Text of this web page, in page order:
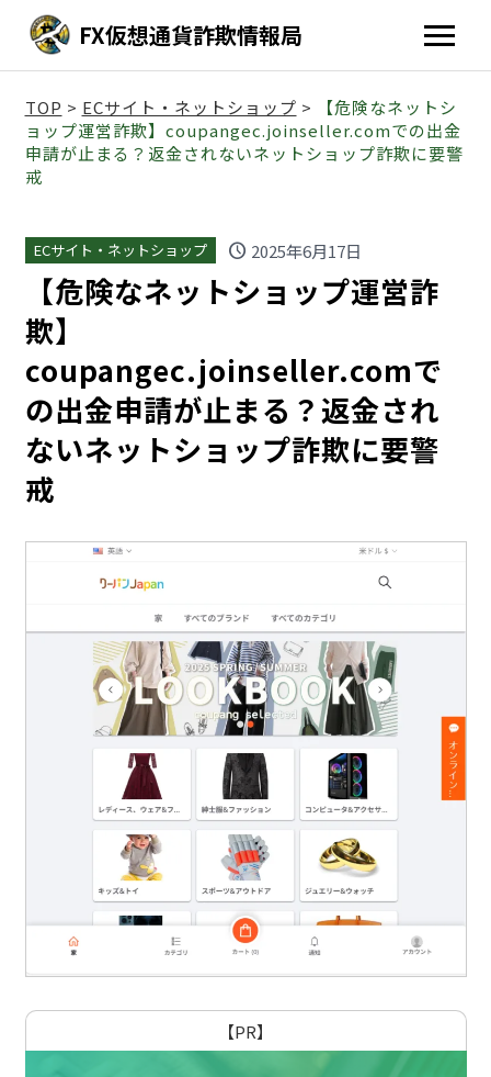
FX仮想通貨詐欺情報局
TOP > ECサイト・ネットショップ >
【危険なネットシ
ョップ運営詐欺】coupangec.joinseller.comでの出金
申請が止まる？返金されないネットショップ詐欺に要警
戒
ECサイト・ネットショップ schedule 2025年6月17日
【危険なネットショップ運営詐
欺】
coupangec.joinseller.comで
の出金申請が止まる？返金され
ないネットショップ詐欺に要警
戒
【PR】